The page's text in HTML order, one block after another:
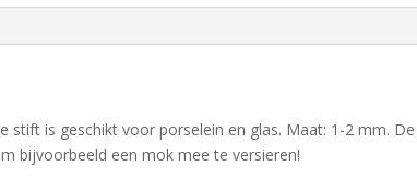
stift is geschikt voor porselein en glas. Maat: 1-2 mm. De
bijvoorbeeld een mok mee te versieren!